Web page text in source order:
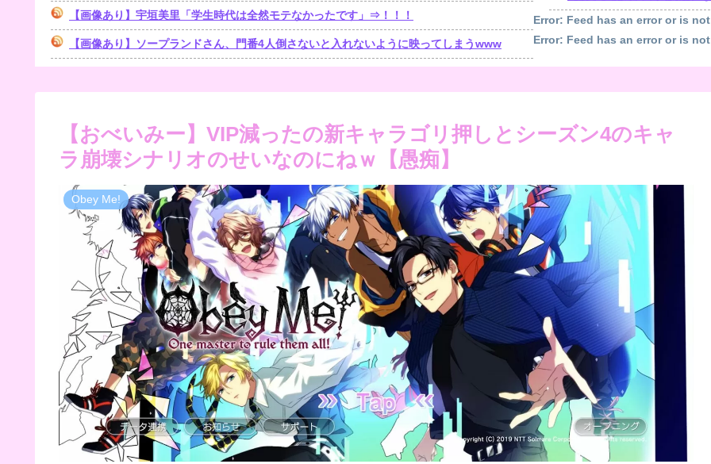
【画像あり】宇垣美里「学生時代は全然モテなかったです」⇒！！！
【画像あり】ソープランドさん、門番4人倒さないと入れないように映ってしまうwww
Error: Feed has an error or is
Error: Feed has an error or is
【おべいみー】VIP減ったの新キャラゴリ押しとシーズン4のキャ
ラ崩壊シナリオのせいなのにねｗ【愚痴】
Obey Me!